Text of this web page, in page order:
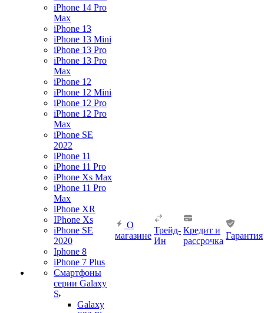
iPhone 14 Pro
Max
iPhone 13
iPhone 13 Mini
iPhone 13 Pro
iPhone 13 Pro
Max
iPhone 12
iPhone 12 Mini
iPhone 12 Pro
iPhone 12 Pro
Max
iPhone SE
2022
iPhone 11
iPhone 11 Pro
iPhone Xs Max
iPhone 11 Pro
Max
iPhone XR
IPhone Xs
iPhone SE
2020
Iphone 8
iPhone 7 Plus
Смартфоны
серии Galaxy
S
Galaxy
О
магазине
Трейд-
Ин
Кредит и
рассрочка
Гарантия